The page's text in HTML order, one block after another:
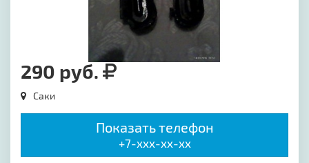
290 руб.
Саки
Показать телефон
+7-xxx-xx-xx